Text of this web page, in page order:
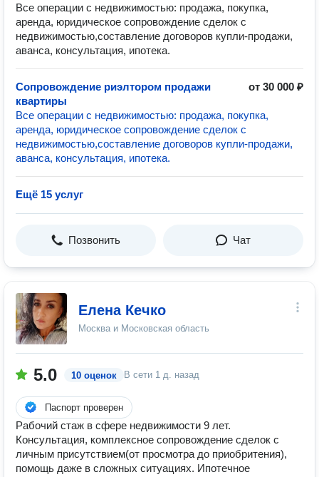
Все операции с недвижимостью: продажа, покупка,
аренда, юридическое сопровождение сделок с
недвижимостью,составление договоров купли-продажи,
аванса, консультация, ипотека.
Сопровождение риэлтором продажи
квартиры
от 30 000 ₽
Все операции с недвижимостью: продажа, покупка,
аренда, юридическое сопровождение сделок с
недвижимостью,составление договоров купли-продажи,
аванса, консультация, ипотека.
Ещё 15 услуг
Позвонить Чат
Елена Кечко
Москва и Московская область
5.0 10 оценок В сети 1 д. назад
Паспорт проверен
Рабочий стаж в сфере недвижимости 9 лет.
Консультация, комплексное сопровождение сделок с
личным присутствием(от просмотра до приобритения),
помощь даже в сложных ситуациях. Ипотечное